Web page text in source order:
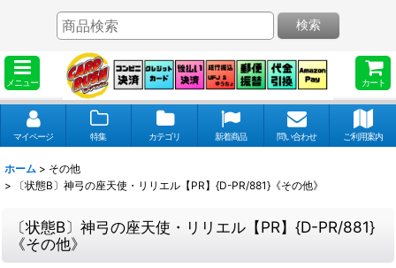
メニュー カート
検索
マイページ 特集 カテゴリ 新着商品 問い合わせ ご利用案内
ホーム > その他
>
〔状態B〕神弓の座天使・リリエル【PR】{D-PR/881}《その他》
〔状態B〕神弓の座天使・リリエル【PR】{D-PR/881}
《その他》